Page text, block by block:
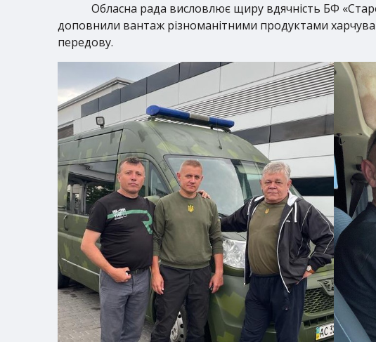
Обласна рада висловлює щиру вдячність БФ
доповнили вантаж різноманітними продуктами
передову.